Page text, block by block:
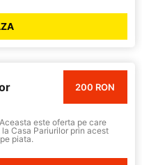
200 RON
este oferta pe care
Casa Pariurilor prin acest
piata.